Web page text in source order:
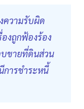
ความรับผิด
งถูกฟ้องร้อง
ขายที่ดินส่วน
ารชำระหนี้